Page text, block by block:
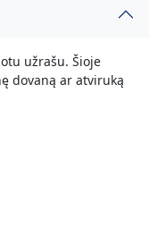
užrašu. Šioje
dovaną ar atviruką